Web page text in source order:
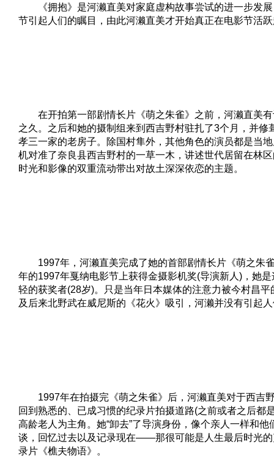
《拥抱》是河濑直美对家庭虚构故事尝试的进一步发展
节引起人们的瞩目，由此河濑直美才开始真正在电影节活
在开拍第一部剧情长片《萌之朱雀》之前，河濑直美有
之久。之后和她的摄制组来到西吉野村驻扎了3个月，并修
孝三一家的老房子。除国村隼外，其他角色的演员都是当
机对准了奈良县西吉野村的一草一木，讲述世代居留在林
时光和影像的双重流动带出对故土深深依恋的主题。
1997年，河濑直美完成了她的首部剧情长片《萌之朱
年的1997年戛纳电影节上获得金摄影机奖(导演新人)，她
轻的获奖者(28岁)。只是当年日本媒体的注意力被今村昌平
及后来北野武在威尼斯的《花火》吸引，河濑并没有引起
1997年在拍摄完《萌之朱雀》后，河濑直美对于西吉
回到熟悉的、已成习惯的纪录片拍摄道路(之前或者之后都
高龄老人为主角。她“卸去”了导演身份，像个亲人一样和他
谈，回忆过去以及记录现在——那很可能是人生最后时光
录片《樵夫物语》。